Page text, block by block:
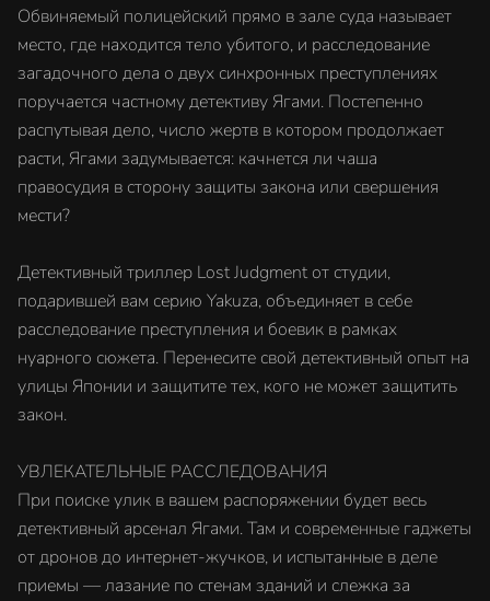
Обвиняемый полицейский прямо в зале суда называет
место, где находится тело убитого, и расследование
загадочного дела о двух синхронных преступлениях
поручается частному детективу Ягами. Постепенно
распутывая дело, число жертв в котором продолжает
расти, Ягами задумывается: качнется ли чаша
правосудия в сторону защиты закона или свершения
мести?
Детективный триллер Lost Judgment от студии,
подарившей вам серию Yakuza, объединяет в себе
расследование преступления и боевик в рамках
нуарного сюжета. Перенесите свой детективный опыт на
улицы Японии и защитите тех, кого не может защитить
закон.
УВЛЕКАТЕЛЬНЫЕ РАССЛЕДОВАНИЯ
При поиске улик в вашем распоряжении будет весь
детективный арсенал Ягами. Там и современные гаджеты
от дронов до интернет-жучков, и испытанные в деле
приемы — лазание по стенам зданий и слежка за